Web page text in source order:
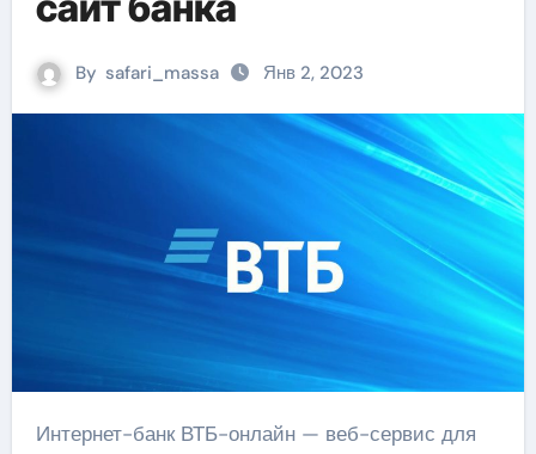
By safari_massa Янв 2, 2023
Интернет-банк ВТБ-онлайн — веб-сервис для